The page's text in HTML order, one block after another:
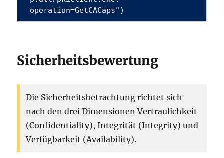
operation=GetCACaps")
Sicherheitsbewertung
Die Sicherheitsbetrachtung richtet sich
nach den drei Dimensionen Vertraulichkeit
(Confidentiality), Integrität (Integrity) und
Verfügbarkeit (Availability).